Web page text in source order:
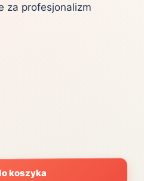
za profesjonalizm
koszyka